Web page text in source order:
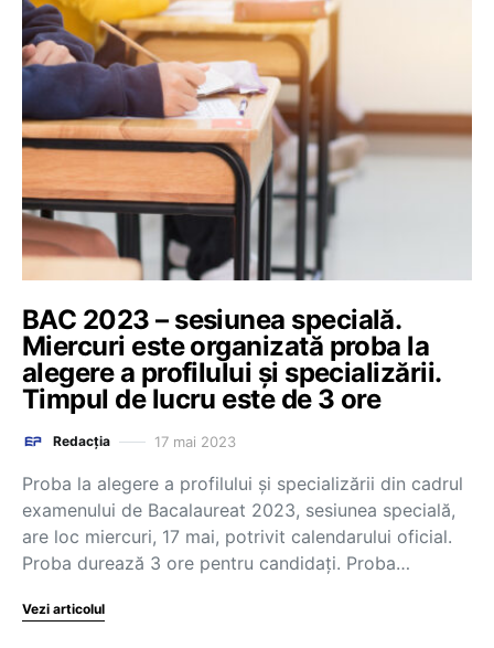
BAC 2023 – sesiunea specială.
Miercuri este organizată proba la
alegere a profilului și specializării.
Timpul de lucru este de 3 ore
Redacția 17 mai 2023
Proba la alegere a profilului și specializării din cadrul
examenului de Bacalaureat 2023, sesiunea specială,
are loc miercuri, 17 mai, potrivit calendarului oficial.
Proba durează 3 ore pentru candidați. Proba…
Vezi articolul